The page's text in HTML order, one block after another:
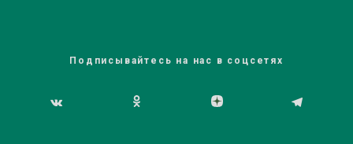
Подписывайтесь на нас в соцсетях